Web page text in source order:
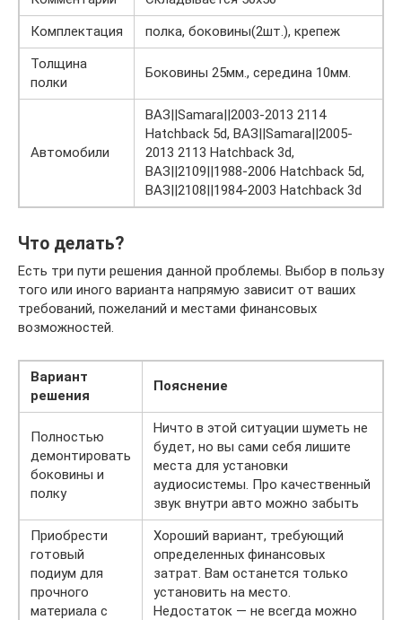
Комплектация
полка, боковины(2шт.), крепеж
Толщина
полки
Боковины 25мм., середина 10мм.
Автомобили
ВАЗ||Samara||2003-2013 2114
Hatchback 5d, ВАЗ||Samara||2005-
2013 2113 Hatchback 3d,
ВАЗ||2109||1988-2006 Hatchback 5d,
ВАЗ||2108||1984-2003 Hatchback 3d
Что делать?
Есть три пути решения данной проблемы. Выбор в пользу
того или иного варианта напрямую зависит от ваших
требований, пожеланий и местами финансовых
возможностей.
Вариант
решения
Пояснение
Полностью
демонтировать
боковины и
полку
Ничто в этой ситуации шуметь не
будет, но вы сами себя лишите
места для установки
аудиосистемы. Про качественный
звук внутри авто можно забыть
Приобрести
готовый
подиум для
прочного
материала с
Хороший вариант, требующий
определенных финансовых
затрат. Вам останется только
установить на место.
Недостаток — не всегда можно